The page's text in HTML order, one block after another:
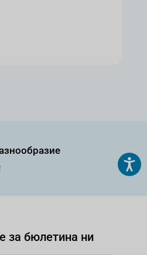
за бюлетина ни